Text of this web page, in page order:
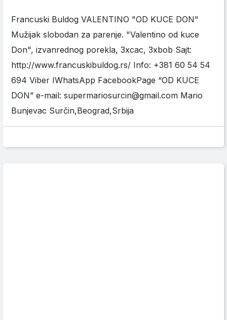
Francuski Buldog VALENTINO "OD KUCE DON"
Mužijak slobodan za parenje. "Valentino od kuce
Don", izvanrednog porekla, 3xcac, 3xbob Sajt:
http://www.francuskibuldog.rs/ Info: +381 60 54 54
694 Viber IWhatsApp FacebookPage “OD KUCE
DON” e-mail: supermariosurcin@gmail.com Mario
Bunjevac Surčin,Beograd,Srbija